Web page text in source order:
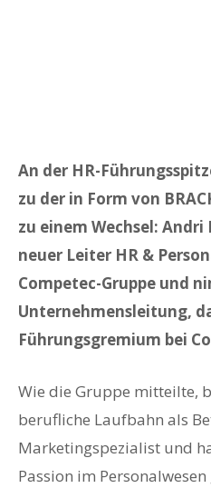
An der HR-
zu der in Form von
zu einem Wechsel:
neuer Leiter HR &
Competec-Gruppe und
Unternehmensleitung,
Führungsgremium bei
Wie die Gruppe mitteilte,
berufliche Laufbahn als
Marketingspezialist und
Passion im